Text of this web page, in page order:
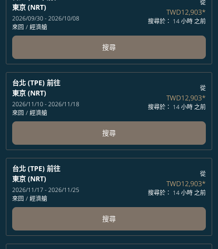
東京 (NRT)
2026/09/30 - 2026/10/08
來回 / 經濟艙
從
TWD12,903*
搜尋於： 14 小時 之前
搜尋
台北 (TPE) 前往
東京 (NRT)
2026/11/10 - 2026/11/18
來回 / 經濟艙
從
TWD12,903*
搜尋於： 14 小時 之前
搜尋
台北 (TPE) 前往
東京 (NRT)
2026/11/17 - 2026/11/25
來回 / 經濟艙
從
TWD12,903*
搜尋於： 14 小時 之前
搜尋